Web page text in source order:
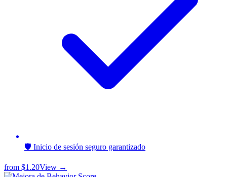
🛡️ Inicio de sesión seguro garantizado
from $1.20View →